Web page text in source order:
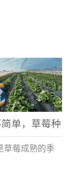
单，草莓种
使用
草莓成熟的季